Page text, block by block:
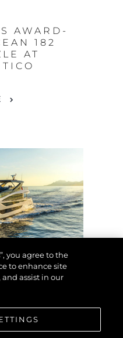
AWARD-
182
AT
SHOW
you agree to the
to enhance site
assist in our